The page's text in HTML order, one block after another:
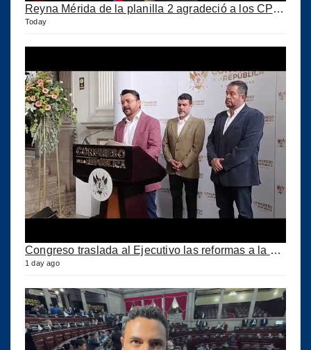
Reyna Mérida de la planilla 2 agradeció a los CPA por su confianza
Today
Congreso traslada al Ejecutivo las reformas a la Ley del IUSI tras firma del Decreto 18-2026
1 day ago